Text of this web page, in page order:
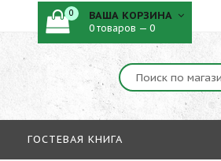
0 ВАША КОРЗИНА
0 товаров — 0
ГОСТЕВАЯ КНИГА